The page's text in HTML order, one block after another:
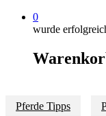
0
wurde
Pferde Tipps